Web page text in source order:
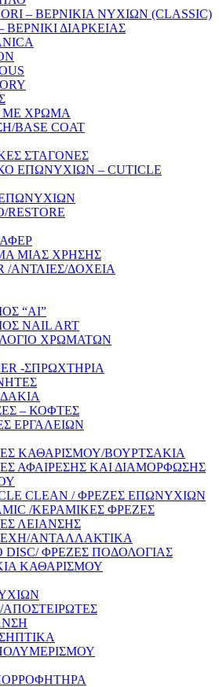
– ΒΕΡΝΙΚΙΑ ΝΥΧΙΩΝ (CLASSIC)
ΒΕΡΝΙΚΙ ΔΙΑΡΚΕΙΑΣ
ΜΕ ΧΡΩΜΑ
BASE COAT
ΣΤΑΓΟΝΕΣ
ΕΠΩΝΥΧΙΩΝ – CUTICLE
RESTORE
ΜΙΑΣ ΧΡΗΣΗΣ
/ΑΝΤΛΙΕΣ/ΔΟΧΕΙΑ
“AI”
NAIL ART
ΧΡΩΜΑΤΩΝ
-ΣΠΡΩΧΤΗΡΙΑ
– ΚΟΦΤΕΣ
ΕΡΓΑΛΕΙΩΝ
ΚΑΘΑΡΙΣΜΟΥ/ΒΟΥΡΤΣΑΚΙΑ
ΑΦΑΙΡΕΣΗΣ ΚΑΙ ΔΙΑΜΟΡΦΩΣΗΣ
CLEAN / ΦΡΕΖΕΣ ΕΠΩΝΥΧΙΩΝ
/ΚΕΡΑΜΙΚΕΣ ΦΡΕΖΕΣ
ΛΕΙΑΝΣΗΣ
ΑΝΤΑΛΛΑΚΤΙΚΑ
DISC/ ΦΡΕΖΕΣ ΠΟΔΟΛΟΓΙΑΣ
ΚΑΘΑΡΙΣΜΟΥ